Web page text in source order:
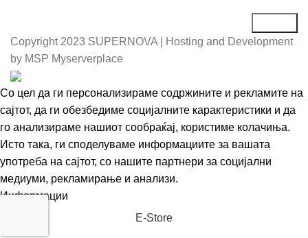
Copyright 2023 SUPERNOVA | Hosting and Development
by MSP Myserverplace
Со цел да ги персонализираме содржините и рекламите на
сајтот, да ги обезбедиме социјалните карактеристики и да
го анализираме нашиот сообраќај, користиме колачиња.
Исто така, ги споделуваме информациите за вашата
употреба на сајтот, со нашите партнери за социјални
медиуми, рекламирање и анализи.
Информации
Е-Store